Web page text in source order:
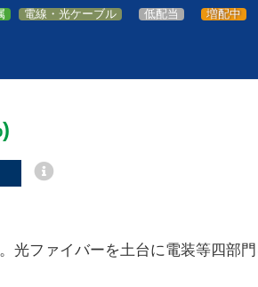
電線・光ケーブル 低配当 増配中
光ファイバーを土台に電装等四部